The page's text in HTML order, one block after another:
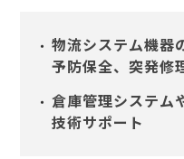
物流システム機器
予防保全、突発修
倉庫管理システム
技術サポート